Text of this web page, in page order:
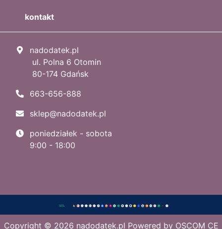
kontakt
nadodatek.pl
ul. Polna 6 Otomin
80-174 Gdańsk
663-656-888
sklep@nadodatek.pl
poniedziałek - sobota
9:00 - 18:00
Copyright © 2026 nadodatek.pl Powered by OSCOM CE